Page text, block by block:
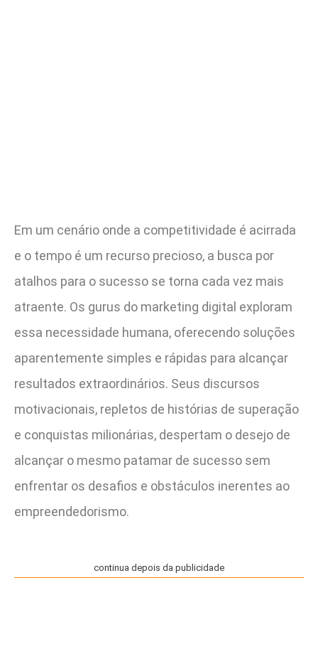
Em um cenário onde a competitividade é acirrada
e o tempo é um recurso precioso, a busca por
atalhos para o sucesso se torna cada vez mais
atraente. Os gurus do marketing digital exploram
essa necessidade humana, oferecendo soluções
aparentemente simples e rápidas para alcançar
resultados extraordinários. Seus discursos
motivacionais, repletos de histórias de superação
e conquistas milionárias, despertam o desejo de
alcançar o mesmo patamar de sucesso sem
enfrentar os desafios e obstáculos inerentes ao
empreendedorismo.
continua depois da publicidade